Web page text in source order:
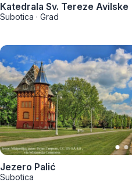
Katedrala Sv. Tereze Avilske
Subotica · Grad
Jezero Palić
Subotica